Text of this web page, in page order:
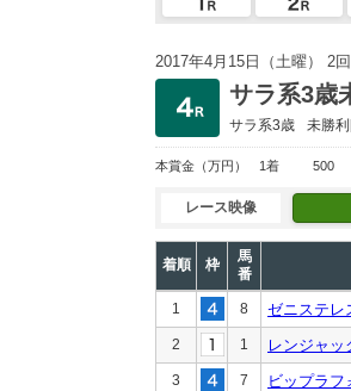
2017年4月15日（土曜） 2
サラ系3歳
サラ系3歳 未勝利
本賞金 （万円） 1着 500
レース映像
着順 枠
馬
番
1 8 ゼニステレ
2 1 レンジャッ
3 7 ビップラフ